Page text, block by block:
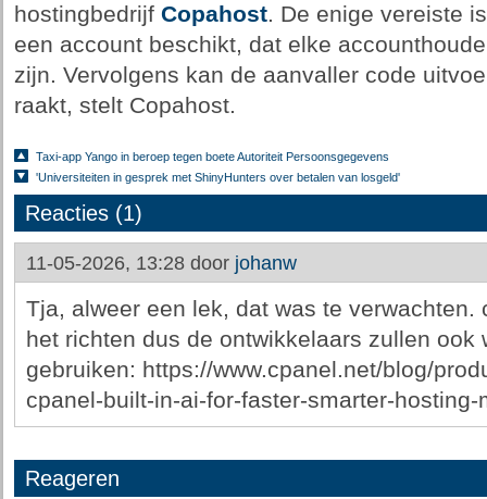
hostingbedrijf Copahost. De enige vereiste
een account beschikt, dat elke
zijn. Vervolgens kan de aanvaller code
raakt, stelt Copahost.
Taxi-app Yango in beroep tegen boete Autoriteit Persoonsgegevens
'Universiteiten in gesprek met ShinyHunters over betalen van losgeld'
Reacties (1)
11-05-2026, 13:28 door johanw
Tja, alweer een lek, dat was te verwachten.
het richten dus de ontwikkelaars zullen ook
gebruiken: https://www.cpanel.net/blog/
cpanel-built-in-ai-for-faster-smarter-hosting-
Reageren